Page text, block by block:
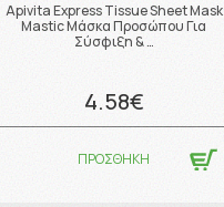
Apivita Express Tissue Sheet Mask
Mastic Μάσκα Προσώπου Για
Σύσφιξη & …
4.58€
ΠΡΟΣΘΗΚΗ